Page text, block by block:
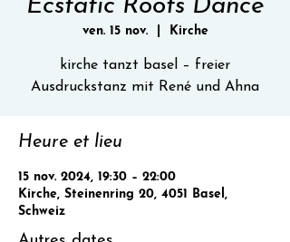
Ecstatic Roots Dance
ven. 15 nov.
  |
Kirche
kirche tanzt basel – freier
Ausdruckstanz mit René und Ahna
Heure et lieu
15 nov. 2024, 19:30 – 22:00
Kirche, Steinenring 20, 4051 Basel,
Schweiz